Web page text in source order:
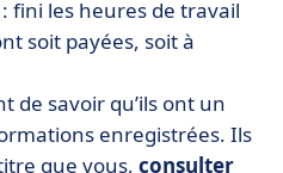
: fini les heures de travail
soit payées, soit à
de savoir qu’ils ont un
enregistrées. Ils
que vous, consulter